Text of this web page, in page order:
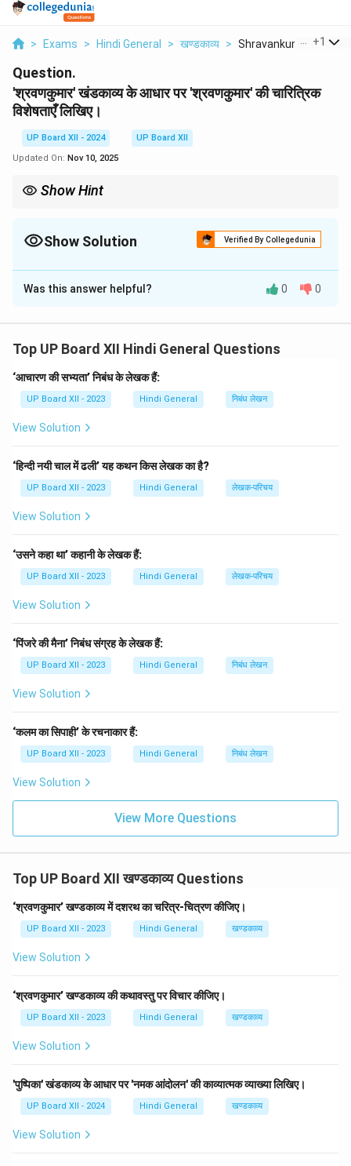
> Exams > Hindi General > खण्डकाव्य > Shravankumar +1
Question.
'श्रवणकुमार' खंडकाव्य के आधार पर 'श्रवणकुमार' की चारित्रिक
विशेषताएँ लिखिए।
UP Board XII - 2024
UP Board XII
Updated On: Nov 10, 2025
Show Hint
Show Solution Verified By Collegedunia
Solution and Explanation
श्रवणकुमार की चारित्रिक विशेषताएँ निम्नलिखित हैं:
2. **त्यागी** - अपने सुखों का त्याग कर माता-पिता के सुख को
प्राथमिकता देता है।
3. **न्यायप्रिय** - वह सच्चाई और धर्म का पालन करता है।
4. **संवेदनशील** - अपने माता-पिता की प्रत्येक इच्छा का सम्मान
करता है।
Download Solution in PDF
Was this answer helpful? 0 0
Top UP Board XII Hindi General Questions
‘आचारण की सभ्यता’ निबंध के लेखक हैं:
UP Board XII - 2023 Hindi General निबंध लेखन
View Solution
‘हिन्दी नयी चाल में ढली’ यह कथन किस लेखक का है?
UP Board XII - 2023 Hindi General लेखक-परिचय
View Solution
‘उसने कहा था’ कहानी के लेखक हैं:
UP Board XII - 2023 Hindi General लेखक-परिचय
View Solution
‘पिंजरे की मैना’ निबंध संग्रह के लेखक हैं:
UP Board XII - 2023 Hindi General निबंध लेखन
View Solution
‘कलम का सिपाही’ के रचनाकार हैं:
UP Board XII - 2023 Hindi General निबंध लेखन
View Solution
View More Questions
Top UP Board XII खण्डकाव्य Questions
‘श्रवणकुमार’ खण्डकाव्य में दशरथ का चरित्र-चित्रण कीजिए।
UP Board XII - 2023 Hindi General खण्डकाव्य
View Solution
‘श्रवणकुमार’ खण्डकाव्य की कथावस्तु पर विचार कीजिए।
UP Board XII - 2023 Hindi General खण्डकाव्य
View Solution
'पुष्पिका' खंडकाव्य के आधार पर 'नमक आंदोलन' की काव्यात्मक व्याख्या लिखिए।
UP Board XII - 2024 Hindi General खण्डकाव्य
View Solution